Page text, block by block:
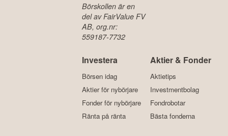
Börskollen är en
del av FairValue FV
AB, org.nr:
559187-7732
Investera
Börsen idag
Aktier för nybörjare
Fonder för nybörjare
Ränta på ränta
Aktier & Fonder
Aktietips
Investmentbolag
Fondrobotar
Bästa fonderna